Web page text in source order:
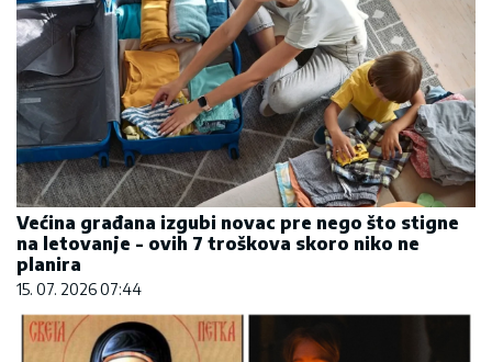
Većina građana izgubi novac pre nego što stigne
na letovanje - ovih 7 troškova skoro niko ne
planira
15. 07. 2026 07:44